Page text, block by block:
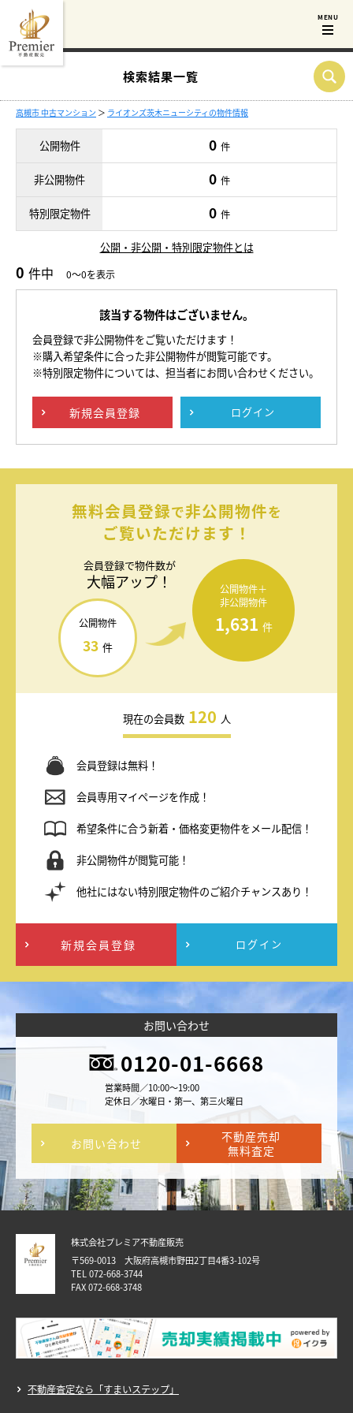
検索結果一覧
高槻市 中古マンション ＞ ライオンズ茨木ニューシティの物件情報
公開物件 0 件
非公開物件 0 件
特別限定物件 0 件
公開・非公開・特別限定物件とは
0 件中 0～0を表示
該当する物件はございません。
会員登録で非公開物件をご覧いただけます！
※購入希望条件に合った非公開物件が閲覧可能です。
※特別限定物件については、担当者にお問い合わせください。
新規会員登録 ログイン
無料会員登録で非公開物件を
ご覧いただけます！
会員登録で物件数が
大幅アップ！
公開物件
33 件
公開物件＋
非公開物件
1,631 件
現在の会員数 120 人
会員登録は無料！
会員専用マイページを作成！
希望条件に合う新着・価格変更物件をメール配信！
非公開物件が閲覧可能！
他社にはない特別限定物件のご紹介チャンスあり！
新規会員登録 ログイン
お問い合わせ
0120-01-6668
営業時間／10:00～19:00
定休日／水曜日・第一、第三火曜日
お問い合わせ
不動産売却
無料査定
株式会社プレミア不動産販売
〒569-0013 大阪府高槻市野田2丁目4番3-102号
TEL 072-668-3744
FAX 072-668-3748
不動産査定なら「すまいステップ」